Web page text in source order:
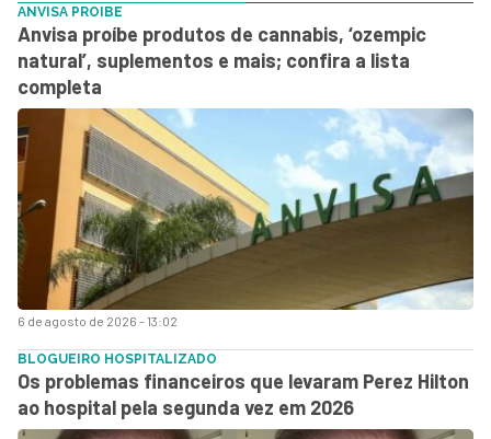
6 de agosto de 2026 - 13:02
ANVISA PROIBE
Anvisa proíbe produtos de cannabis, ‘ozempic
natural’, suplementos e mais; confira a lista
completa
BLOGUEIRO HOSPITALIZADO
Os problemas financeiros que levaram Perez Hilton
ao hospital pela segunda vez em 2026